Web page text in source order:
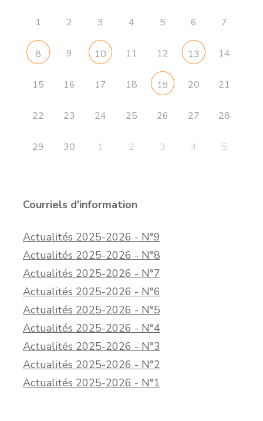
1 2 3 4 5 6 7
8 9 10 11 12 13 14
15 16 17 18 19 20 21
22 23 24 25 26 27 28
29 30 1 2 3 4 5
Courriels d'information
Actualités 2025-2026 - N°9
Actualités 2025-2026 - N°8
Actualités 2025-2026 - N°7
Actualités 2025-2026 - N°6
Actualités 2025-2026 - N°5
Actualités 2025-2026 - N°4
Actualités 2025-2026 - N°3
Actualités 2025-2026 - N°2
Actualités 2025-2026 - N°1